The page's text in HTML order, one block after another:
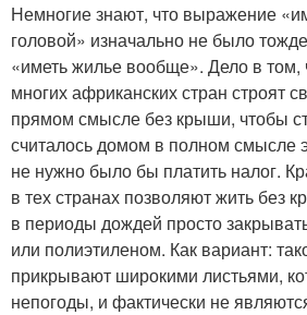
Немногие знают, что выражение
головой» изначально не было
«иметь жилье вообще». Дело в том,
многих африканских стран строят
прямом смысле без крыши, чтобы
считалось домом в полном смысле
не нужно было бы платить налог.
в тех странах позволяют жить без
в периоды дождей просто
или полиэтиленом. Как вариант:
прикрывают широкими листьями,
непогоды, и фактически не